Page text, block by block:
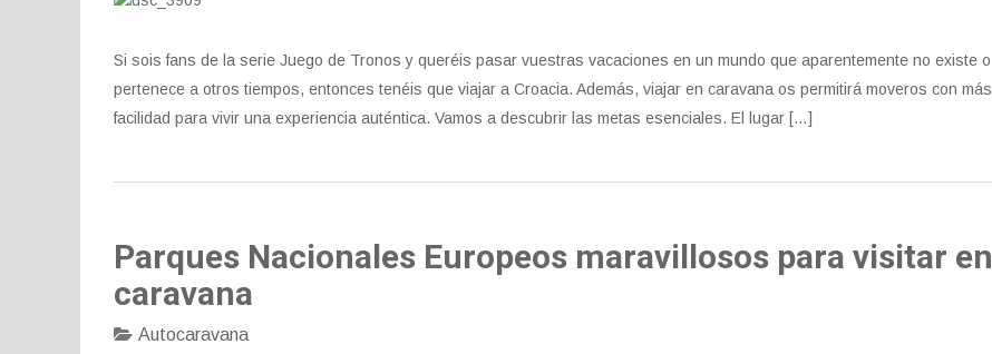
Si sois fans de la serie Juego de Tronos y queréis pasar vuestras vacaciones en un mundo que aparentemente no existe o
pertenece a otros tiempos, entonces tenéis que viajar a Croacia. Además, viajar en caravana os permitirá moveros con más
facilidad para vivir una experiencia auténtica. Vamos a descubrir las metas esenciales. El lugar […]
Parques Nacionales Europeos maravillosos para visitar en
caravana
Autocaravana